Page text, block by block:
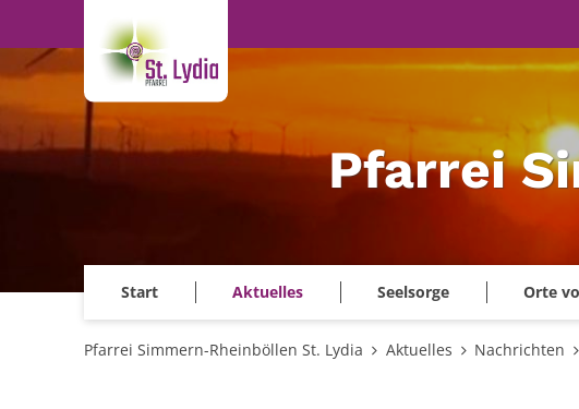
Pfarrei
Start Aktuelles Seelsorge Orte
Pfarrei Simmern-Rheinböllen St. Lydia Aktuelles Nachrichten